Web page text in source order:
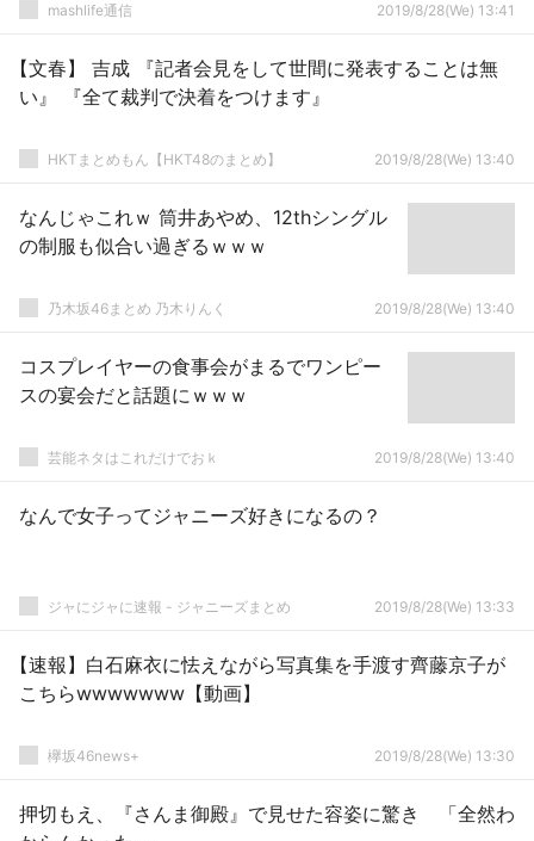
mashlife通信 2019/8/28(We) 13:41
【文春】 吉成 『記者会見をして世間に発表することは無
い』 『全て裁判で決着をつけます』
HKTまとめもん【HKT48のまとめ】 2019/8/28(We) 13:40
なんじゃこれｗ 筒井あやめ、12thシングル
の制服も似合い過ぎるｗｗｗ
乃木坂46まとめ 乃木りんく 2019/8/28(We) 13:40
コスプレイヤーの食事会がまるでワンピー
スの宴会だと話題にｗｗｗ
芸能ネタはこれだけでおｋ 2019/8/28(We) 13:40
なんで女子ってジャニーズ好きになるの？
ジャにジャに速報 - ジャニーズまとめ 2019/8/28(We) 13:33
【速報】白石麻衣に怯えながら写真集を手渡す齊藤京子が
こちらwwwwwww【動画】
欅坂46news+ 2019/8/28(We) 13:30
押切もえ、『さんま御殿』で見せた容姿に驚き 「全然わ